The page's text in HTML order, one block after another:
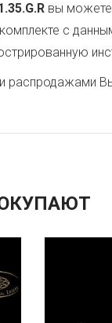
вы можете
с
распродажами